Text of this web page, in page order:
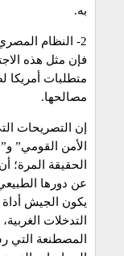
به.
2- النظام
فإن مثل هذه
متطلبات أمريكا
مصالحها.
إن التصريحات
الأمن القومي”
الحقيقة المرة؛
عن دورها
يكون الجيش
التدخلات
المصطنعة التي